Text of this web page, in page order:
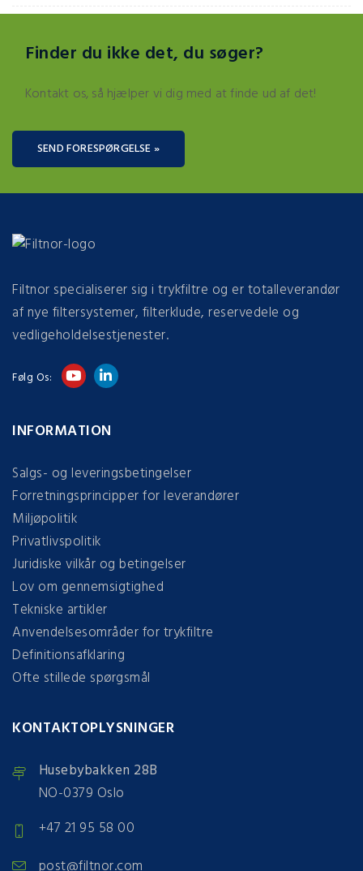
Finder du ikke det, du søger?
Kontakt os, så hjælper vi dig med at finde ud af det!
SEND FORESPØRGELSE »
Filtnor specialiserer sig i trykfiltre og er totalleverandør
af nye filtersystemer, filterklude, reservedele og
vedligeholdelsestjenester.
Følg Os:
INFORMATION
Salgs- og leveringsbetingelser
Forretningsprincipper for leverandører
Miljøpolitik
Privatlivspolitik
Juridiske vilkår og betingelser
Lov om gennemsigtighed
Tekniske artikler
Anvendelsesområder for trykfiltre
Definitionsafklaring
Ofte stillede spørgsmål
KONTAKTOPLYSNINGER
Husebybakken 28B
NO-0379 Oslo
+47 21 95 58 00